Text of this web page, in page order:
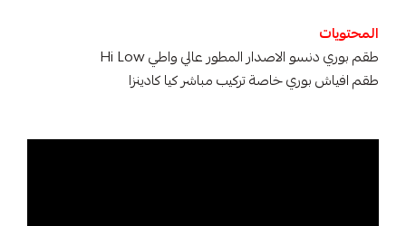
المحتويات
طقم بوري دنسو الاصدار المطور عالي واطي Hi Low
طقم افياش بوري خاصة تركيب مباشر كيا كادينزا